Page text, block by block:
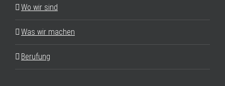
Wo wir sind
Was wir machen
Berufung